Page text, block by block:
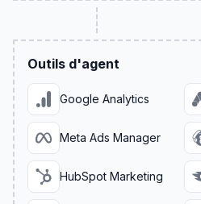
Outils d'agent
Google Analytics
Meta Ads Manager
HubSpot Marketing